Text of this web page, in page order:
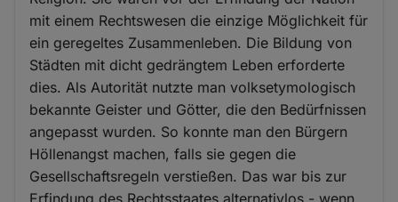
mit einem Rechtswesen die einzige Möglichkeit für
ein geregeltes Zusammenleben. Die Bildung von
Städten mit dicht gedrängtem Leben erforderte
dies. Als Autorität nutzte man volksetymologisch
bekannte Geister und Götter, die den Bedürfnissen
angepasst wurden. So konnte man den Bürgern
Höllenangst machen, falls sie gegen die
Gesellschaftsregeln verstießen. Das war bis zur